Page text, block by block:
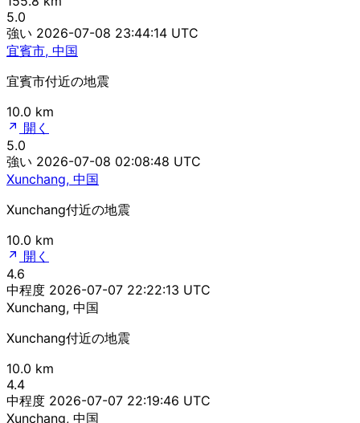
5.0
強い 2026-07-08 23:44:14 UTC
宜賓市, 中国
宜賓市付近の地震
10.0 km
開く
5.0
強い 2026-07-08 02:08:48 UTC
Xunchang, 中国
Xunchang付近の地震
10.0 km
開く
4.6
中程度 2026-07-07 22:22:13 UTC
Xunchang, 中国
Xunchang付近の地震
10.0 km
4.4
中程度 2026-07-07 22:19:46 UTC
Xunchang, 中国